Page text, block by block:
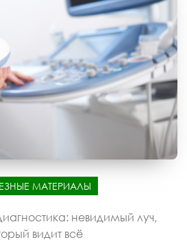
МАТЕРИАЛЫ
невидимый луч,
видит всё